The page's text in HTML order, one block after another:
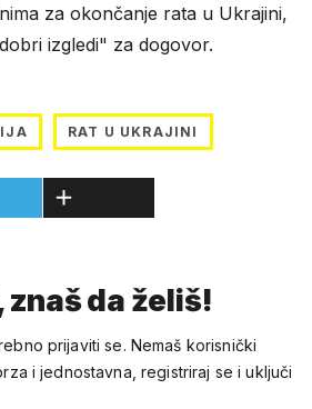
za okončanje rata u Ukrajini,
izgledi" za dogovor.
RAT U UKRAJINI
da želiš!
prijaviti se. Nemaš korisnički
i jednostavna, registriraj se i uključi